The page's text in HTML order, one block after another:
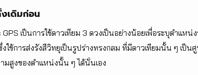
เดิมก่อน
เป็นการใช้ดาวเทียม 3 ดวงเป็นอย่างน้อยเพื่อระบุตำแห
ช้การส่งรังสีวิทยุเป็นรูปร่างทรงกลม ที่มีดาวเทียมนั้น ๆ เป็น
มสูงของตำแหน่งนั้น ๆ ได้นั่นเอง